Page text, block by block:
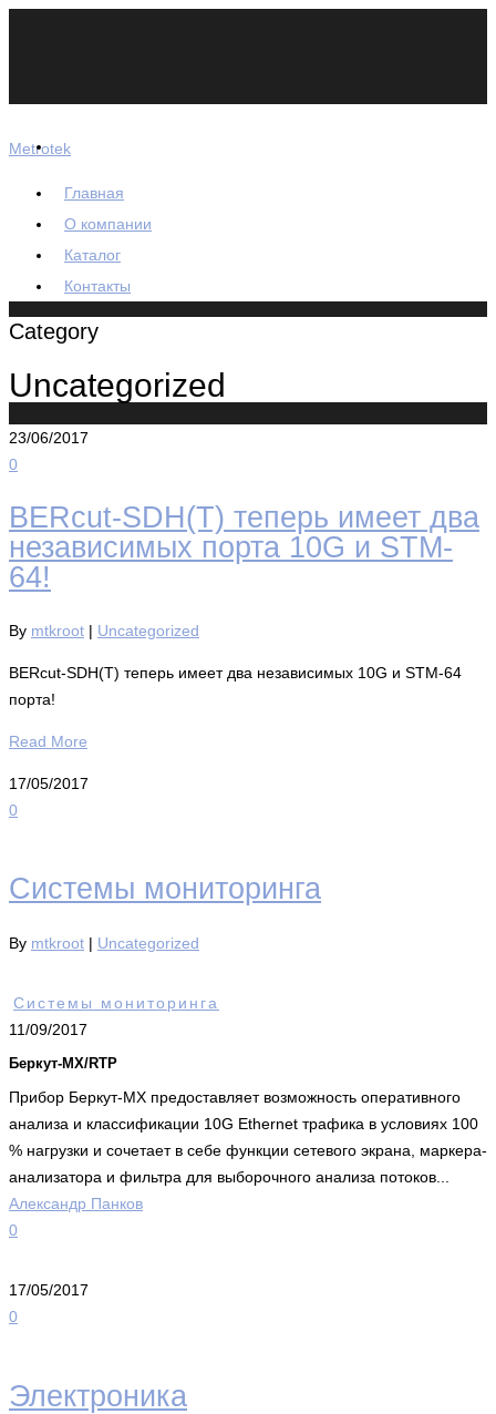
Metrotek
Главная
О компании
Каталог
Контакты
Category
Uncategorized
23/06/2017
0
BERcut-SDH(T) теперь имеет два
независимых порта 10G и STM-
64!
By mtkroot | Uncategorized
BERcut-SDH(T) теперь имеет два независимых 10G и STM-64
порта!
Read More
17/05/2017
0
Системы мониторинга
By mtkroot | Uncategorized
Системы мониторинга
11/09/2017
Беркут-МХ/RTP
Прибор Беркут-MX предоставляет возможность оперативного
анализа и классификации 10G Ethernet трафика в условиях 100
% нагрузки и сочетает в себе функции сетевого экрана, маркера-
анализатора и фильтра для выборочного анализа потоков...
Александр Панков
0
17/05/2017
0
Электроника